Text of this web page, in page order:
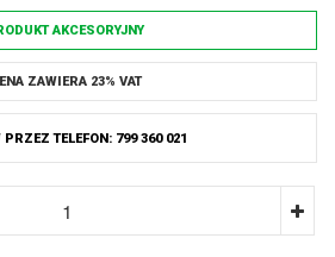
AKCESORYJNY
ZAWIERA 23% VAT
PRZEZ TELEFON: 799 360 021